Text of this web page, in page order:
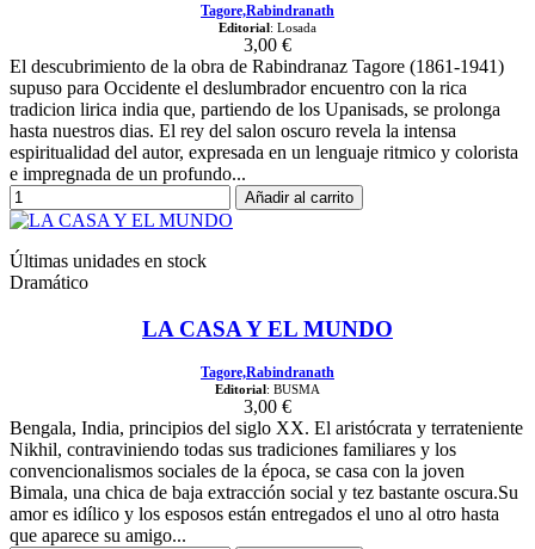
Tagore,Rabindranath
Editorial: Losada
3,00 €
El descubrimiento de la obra de Rabindranaz Tagore (1861-1941)
supuso para Occidente el deslumbrador encuentro con la rica
tradicion lirica india que, partiendo de los Upanisads, se prolonga
hasta nuestros dias. El rey del salon oscuro revela la intensa
espiritualidad del autor, expresada en un lenguaje ritmico y colorista
e impregnada de un profundo...
Añadir al carrito
Últimas unidades en stock
Dramático
LA CASA Y EL MUNDO
Tagore,Rabindranath
Editorial : BUSMA
3,00 €
Bengala, India, principios del siglo XX. El aristócrata y terrateniente
Nikhil, contraviniendo todas sus tradiciones familiares y los
convencionalismos sociales de la época, se casa con la joven
Bimala, una chica de baja extracción social y tez bastante oscura.Su
amor es idílico y los esposos están entregados el uno al otro hasta
que aparece su amigo...